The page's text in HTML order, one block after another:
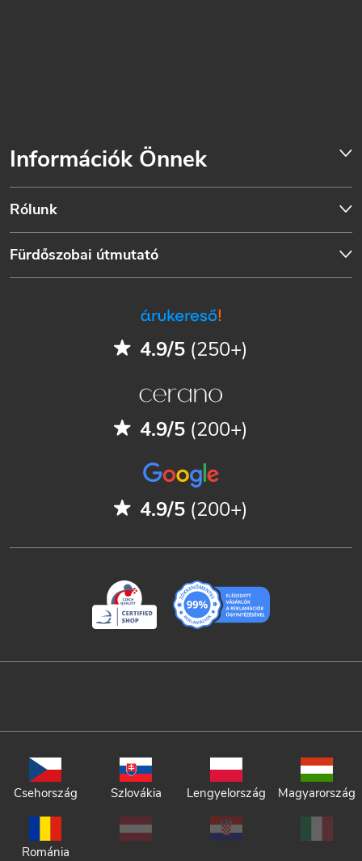
Információk Önnek
Rólunk
Fürdőszobai útmutató
4.9/5 (250+)
4.9/5 (200+)
4.9/5 (200+)
Csehország Szlovákia Lengyelország Magyarország
Románia